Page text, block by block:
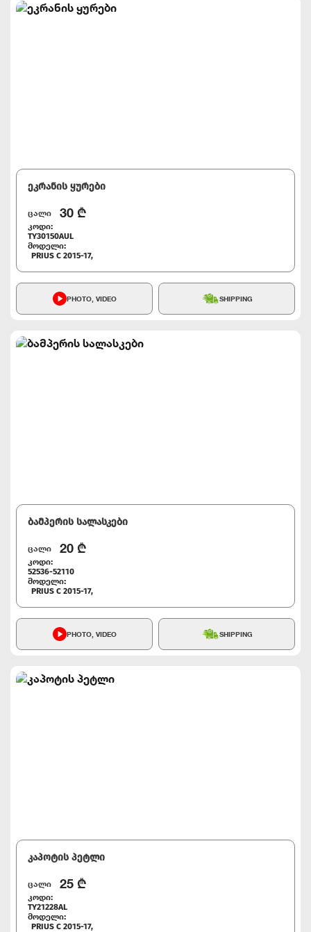
ეკრანის ყურები
ცალი 30 ₾
კოდი:
TY30150AUL
მოდელი:
PRIUS C 2015-17,
PHOTO, VIDEO SHIPPING
ბამპერის სალასკები
ცალი 20 ₾
კოდი:
52536-52110
მოდელი:
PRIUS C 2015-17,
PHOTO, VIDEO SHIPPING
კაპოტის პეტლი
ცალი 25 ₾
კოდი:
TY21228AL
მოდელი:
PRIUS C 2015-17,